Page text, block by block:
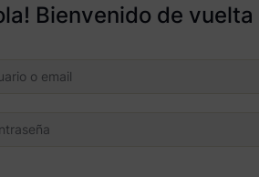
Bienvenido de vuelta